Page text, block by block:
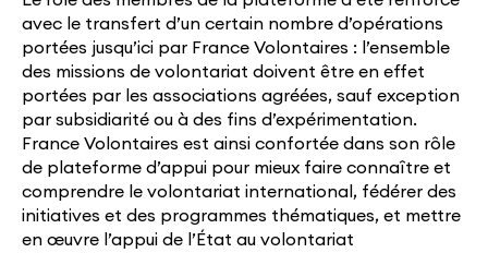
avec le transfert d’un certain nombre d’opérations
portées jusqu’ici par France Volontaires : l’ensemble
des missions de volontariat doivent être en effet
portées par les associations agréées, sauf exception
par subsidiarité ou à des fins d’expérimentation.
France Volontaires est ainsi confortée dans son rôle
de plateforme d’appui pour mieux faire connaître et
comprendre le volontariat international, fédérer des
initiatives et des programmes thématiques, et mettre
en œuvre l’appui de l’État au volontariat